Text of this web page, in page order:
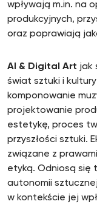
wpływają m.in. na
produkcyjnych,
oraz poprawiają
AI & Digital Art jak
świat sztuki i
komponowanie
projektowanie
estetykę, proces
przyszłości sztuki.
związane z
etyką. Odniosą się
autonomii
w kontekście jej